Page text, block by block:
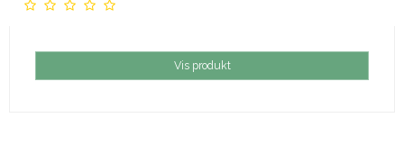
Vis produkt